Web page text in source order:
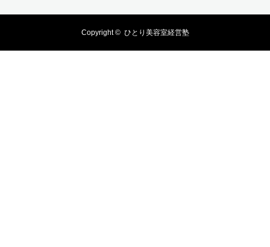
Copyright © ひとり美容室経営塾